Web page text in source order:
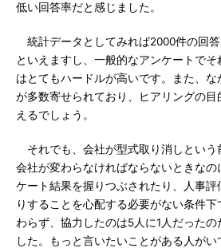
低い回答率だと感じました。
統計データとしてみれば2000件の回
といえますし、一般的なアンケートで
はとてもハードルが高いです。また、
が多数寄せられており、ヒアリングの
えるでしょう。
それでも、会社が型式取り消しという
会社が変わらなければならないときな
ケート結果を握りつぶされたり、人事
りすることを心配する必要がない条件
わらず、協力したのは5人に1人だった
した。もっと言いたいことがある人が